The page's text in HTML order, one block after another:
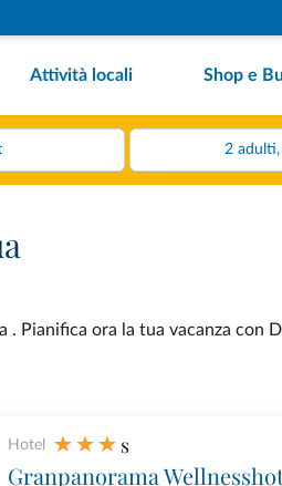
Attività locali Shop e
. Pianifica ora la tua vacanza con
Hotel s
Granpanorama